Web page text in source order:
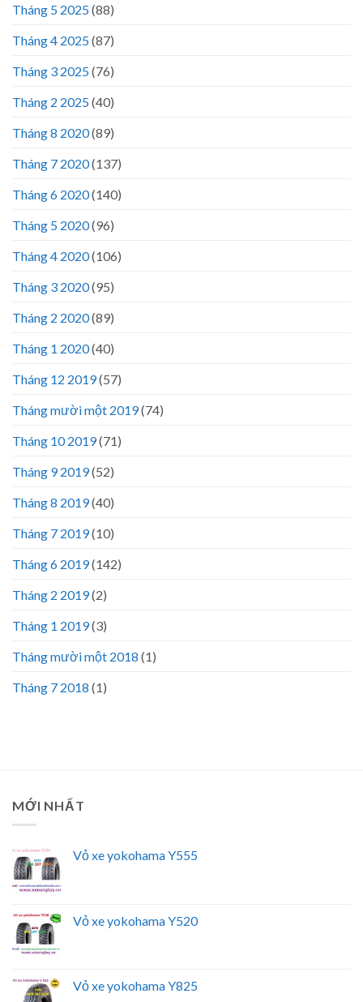
Tháng 5 2025(88)
Tháng 4 2025(87)
Tháng 3 2025(76)
Tháng 2 2025(40)
Tháng 8 2020(89)
Tháng 7 2020(137)
Tháng 6 2020(140)
Tháng 5 2020(96)
Tháng 4 2020(106)
Tháng 3 2020(95)
Tháng 2 2020(89)
Tháng 1 2020(40)
Tháng 12 2019(57)
Tháng mười một 2019(74)
Tháng 10 2019(71)
Tháng 9 2019(52)
Tháng 8 2019(40)
Tháng 7 2019(10)
Tháng 6 2019(142)
Tháng 2 2019(2)
Tháng 1 2019(3)
Tháng mười một 2018 (1)
Tháng 7 2018 (1)
MỚI NHẤT
Vỏ xe yokohama Y555
Vỏ xe yokohama Y520
Vỏ xe yokohama Y825